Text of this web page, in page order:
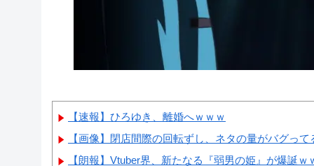
【速報】ひろゆき、離婚へｗｗｗ
【画像】閉店間際の回転ずし、ネタの量がバグっ
【朗報】Vtuber界、新たなる『弱男の姫』が爆誕